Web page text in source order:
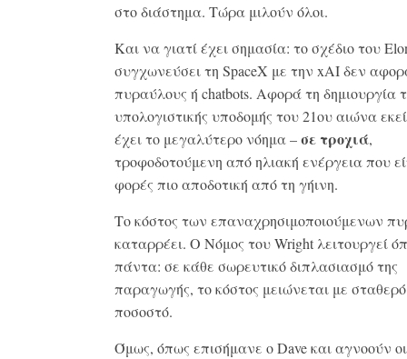
στο διάστημα. Τώρα μιλούν όλοι.
Και να γιατί έχει σημασία: το σχέδιο του
συγχωνεύσει τη SpaceX με την xAI δεν
πυραύλους ή chatbots. Αφορά τη δημιουργία
υπολογιστικής υποδομής του 21ου αιώνα
έχει το μεγαλύτερο νόημα –σε τροχιά,
τροφοδοτούμενη από ηλιακή ενέργεια που
φορές πιο αποδοτική από τη γήινη.
Το κόστος των επαναχρησιμοποιούμενων
καταρρέει. Ο Νόμος του Wright λειτουργεί
πάντα: σε κάθε σωρευτικό διπλασιασμό της
παραγωγής, το κόστος μειώνεται με σταθερό
ποσοστό.
Όμως, όπως επισήμανε ο Dave και αγνοούν οι